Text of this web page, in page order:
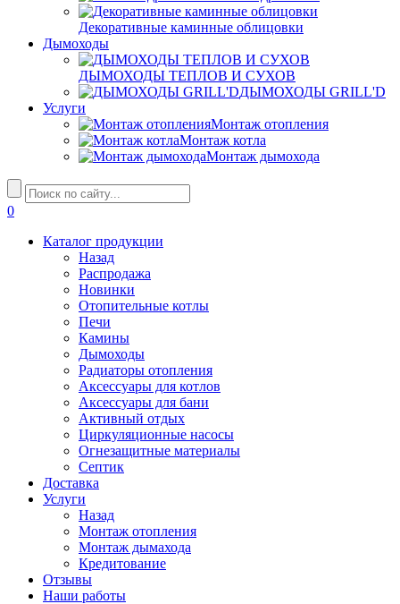
Декоративные каминные облицовки
Дымоходы
ДЫМОХОДЫ ТЕПЛОВ И СУХОВ
ДЫМОХОДЫ GRILL'D
Услуги
Монтаж отопления
Монтаж котла
Монтаж дымохода
0
Каталог продукции
Назад
Распродажа
Новинки
Отопительные котлы
Печи
Камины
Дымоходы
Радиаторы отопления
Аксессуары для котлов
Аксессуары для бани
Активный отдых
Циркуляционные насосы
Огнезащитные материалы
Септик
Доставка
Услуги
Назад
Монтаж отопления
Монтаж дымахода
Кредитование
Отзывы
Наши работы